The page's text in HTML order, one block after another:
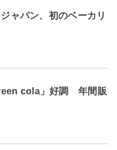
ャパン、初のベーカリ
cola」好調 年間販